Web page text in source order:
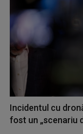
Incidentul cu
fost un „scenariu